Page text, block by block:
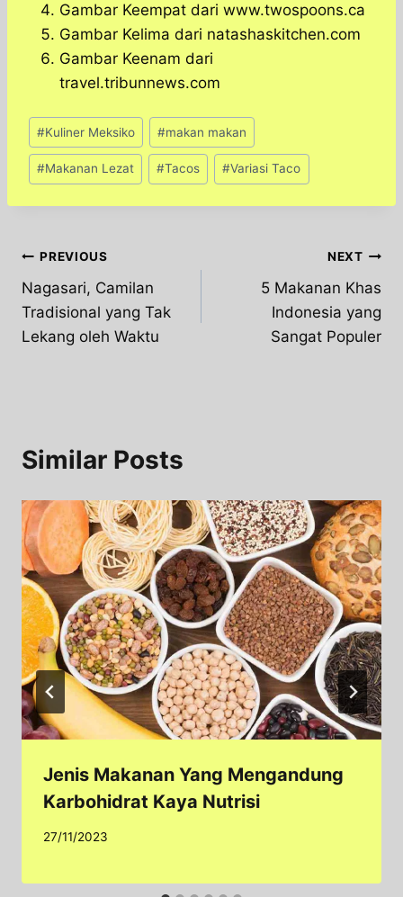
Gambar Keempat dari www.twospoons.ca
Gambar Kelima dari natashaskitchen.com
Gambar Keenam dari
travel.tribunnews.com
Post
Tags:
#Kuliner Meksiko #makan makan
#Makanan Lezat #Tacos #Variasi Taco
Post
navigation
PREVIOUS
Nagasari, Camilan
Tradisional yang Tak
Lekang oleh Waktu
NEXT
5 Makanan Khas
Indonesia yang
Sangat Populer
Similar Posts
Jenis Makanan Yang Mengandung
Karbohidrat Kaya Nutrisi
27/11/2023